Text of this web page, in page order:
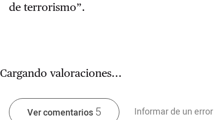
de terrorismo”.
Cargando valoraciones...
Ver comentarios 5 Informar de un error